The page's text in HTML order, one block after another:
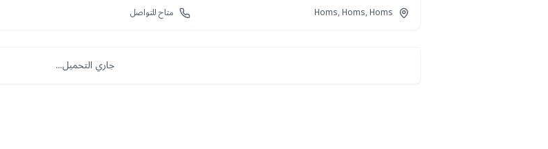
Homs, Homs, Homs متاح للتواصل
جاري التحميل...